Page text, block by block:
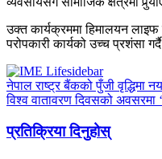
उक्त कार्यक्रममा हिमालयन
परोपकारी कार्यको उच्च प्रशंसा
नेपाल राष्ट्र बैंकको पुँजी वृद्धिमा
विश्व वातावरण दिवसको अवसरमा
प्रतिक्रिया दिनुहोस्